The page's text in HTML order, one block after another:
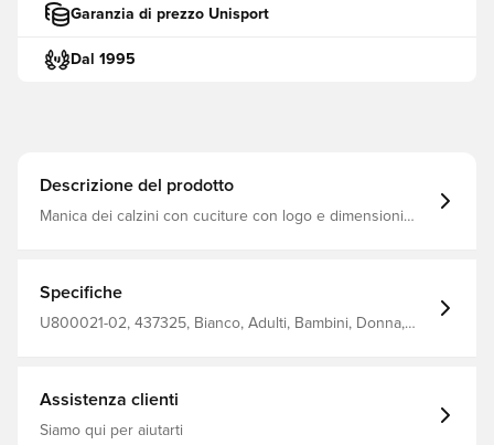
Garanzia di prezzo Unisport
Dal 1995
Descrizione del prodotto
Manica dei calzini con cuciture con logo e dimensioni
Specifiche
U800021-02, 437325, Bianco, Adulti, Bambini, Donna,
Assistenza clienti
Siamo qui per aiutarti